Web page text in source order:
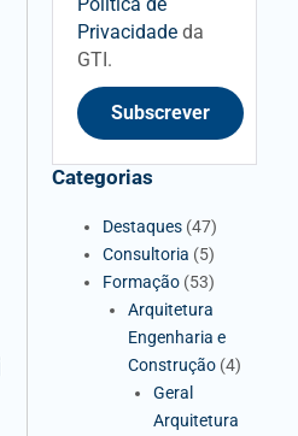
Privacidadeda
GTI.
Subscrever
Categorias
Destaques (47)
Consultoria (5)
Formação (53)
Arquitetura
Engenharia e
Construção (4)
Geral
Arquitetura